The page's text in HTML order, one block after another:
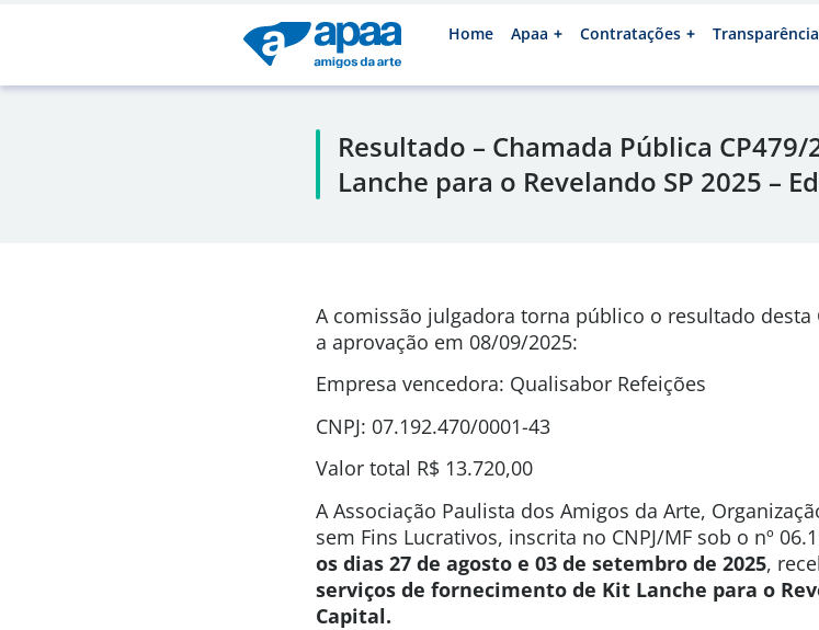
Home Apaa Contratações Transparência
Resultado – Chamada Pública
Lanche para o Revelando SP 2025 –
A comissão julgadora torna público o resultado desta
a aprovação em 08/09/2025:
Empresa vencedora: Qualisabor Refeições
CNPJ: 07.192.470/0001-43
Valor total R$ 13.720,00
A Associação Paulista dos Amigos da Arte,
sem Fins Lucrativos, inscrita no CNPJ/MF sob o nº
os dias 27 de agosto e 03 de setembro de 2025,
serviços de fornecimento de Kit Lanche para o
Capital.